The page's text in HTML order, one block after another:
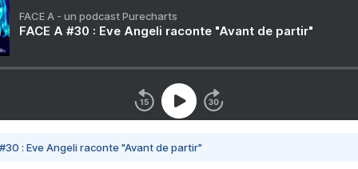
FACE A - un podcast Purecharts
FACE A #30 : Eve Angeli raconte "Avant de partir"
#30 : Eve Angeli raconte "Avant de partir"